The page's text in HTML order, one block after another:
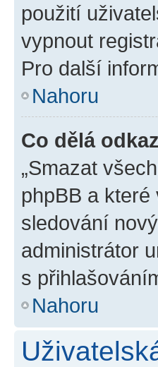
použití
vypnout
Pro další
Nahoru
Co dělá
„Smazat
phpBB a
sledování
administrátor
s
Nahoru